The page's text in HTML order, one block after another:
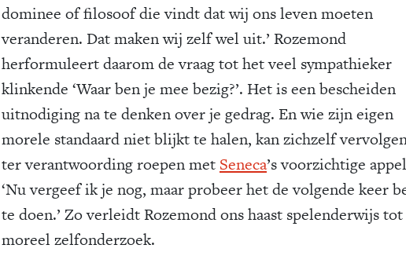
dominee of filosoof die vindt dat wij ons leven moeten
veranderen. Dat maken wij zelf wel uit.’ Rozemond
herformuleert daarom de vraag tot het veel sympathieker
klinkende ‘Waar ben je mee bezig?’. Het is een bescheiden
uitnodiging na te denken over je gedrag. En wie zijn eigen
morele standaard niet blijkt te halen, kan zichzelf
ter verantwoording roepen met Seneca’s voorzichtige
‘Nu vergeef ik je nog, maar probeer het de volgende keer
te doen.’ Zo verleidt Rozemond ons haast spelenderwijs tot
moreel zelfonderzoek.